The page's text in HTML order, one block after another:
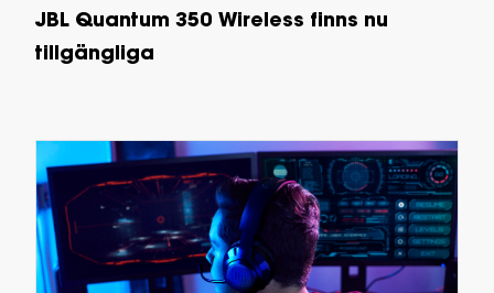
JBL Quantum 350 Wireless finns nu
tillgängliga